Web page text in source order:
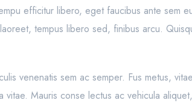
efficitur libero, eget faucibus ante sem
tempus libero sed, finibus arcu.
venenatis sem ac semper. Fus metus, vitae
vitae. Mauris conse lectus ac vehicula aliquet,